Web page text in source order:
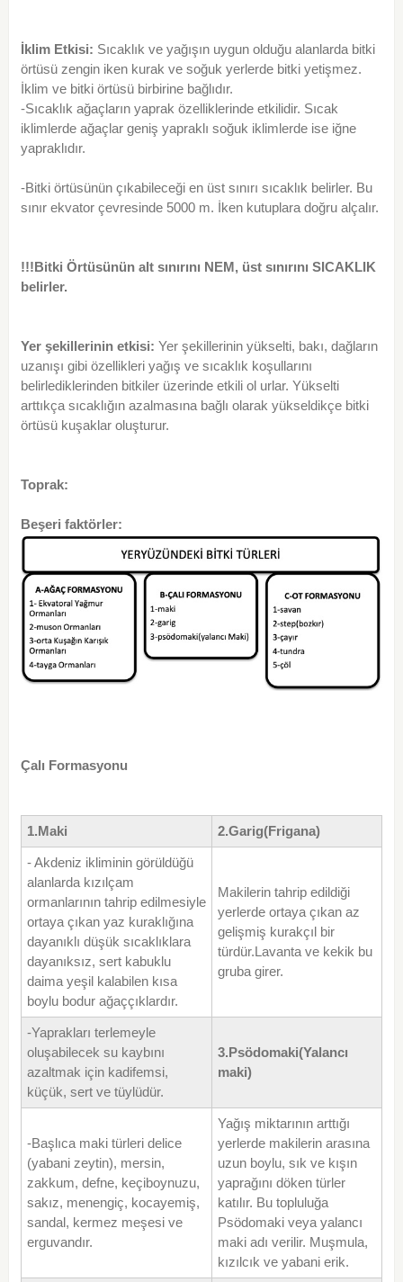
İklim Etkisi: Sıcaklık ve yağışın uygun olduğu alanlarda bitki
örtüsü zengin iken kurak ve soğuk yerlerde bitki yetişmez.
İklim ve bitki örtüsü birbirine bağlıdır.
-Sıcaklık ağaçların yaprak özelliklerinde etkilidir. Sıcak
iklimlerde ağaçlar geniş yapraklı soğuk iklimlerde ise iğne
yapraklıdır.
-Bitki örtüsünün çıkabileceği en üst sınırı sıcaklık belirler. Bu
sınır ekvator çevresinde 5000 m. İken kutuplara doğru alçalır.
!!!Bitki Örtüsünün alt sınırını NEM, üst sınırını SICAKLIK
belirler.
Yer şekillerinin etkisi: Yer şekillerinin yükselti, bakı, dağların
uzanışı gibi özellikleri yağış ve sıcaklık koşullarını
belirlediklerinden bitkiler üzerinde etkili ol urlar. Yükselti
arttıkça sıcaklığın azalmasına bağlı olarak yükseldikçe bitki
örtüsü kuşaklar oluşturur.
Toprak:
Beşeri faktörler:
Çalı Formasyonu
1.Maki 2.Garig(Frigana)
- Akdeniz ikliminin görüldüğü
alanlarda kızılçam
ormanlarının tahrip edilmesiyle
ortaya çıkan yaz kuraklığına
dayanıklı düşük sıcaklıklara
dayanıksız, sert kabuklu
daima yeşil kalabilen kısa
boylu bodur ağaççıklardır.
Makilerin tahrip edildiği
yerlerde ortaya çıkan az
gelişmiş kurakçıl bir
türdür.Lavanta ve kekik bu
gruba girer.
-Yaprakları terlemeyle
oluşabilecek su kaybını
azaltmak için kadifemsi,
küçük, sert ve tüylüdür.
3.Psödomaki(Yalancı
maki)
-Başlıca maki türleri delice
(yabani zeytin), mersin,
zakkum, defne, keçiboynuzu,
sakız, menengiç, kocayemiş,
sandal, kermez meşesi ve
erguvandır.
Yağış miktarının arttığı
yerlerde makilerin arasına
uzun boylu, sık ve kışın
yaprağını döken türler
katılır. Bu topluluğa
Psödomaki veya yalancı
maki adı verilir. Muşmula,
kızılcık ve yabani erik.